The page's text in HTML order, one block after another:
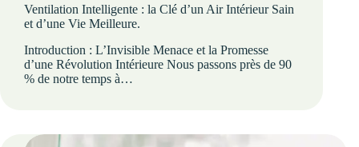
Ventilation Intelligente : la Clé d’un Air Intérieur Sain
et d’une Vie Meilleure.
Introduction : L’Invisible Menace et la Promesse
d’une Révolution Intérieure Nous passons près de 90
% de notre temps à…